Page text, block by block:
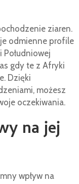
ziaren.
odmienne profile
Południowej
gdy te z Afryki
Dzięki
możesz
oczekiwania.
na jej
wpływ na